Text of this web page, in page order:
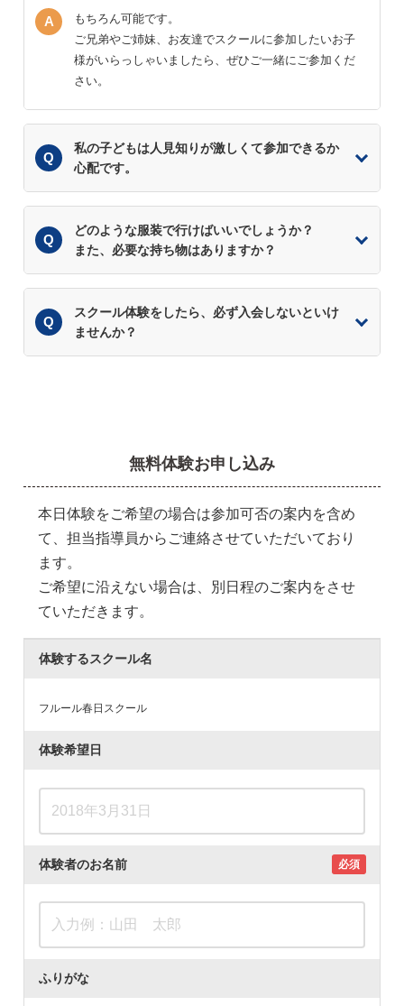
もちろん可能です。
ご兄弟やご姉妹、お友達でスクールに参加したいお子
様がいらっしゃいましたら、ぜひご一緒にご参加くだ
さい。
私の子どもは人見知りが激しくて参加できるか
心配です。
どのような服装で行けばいいでしょうか？
また、必要な持ち物はありますか？
スクール体験をしたら、必ず入会しないといけ
ませんか？
無料体験お申し込み
本日体験をご希望の場合は参加可否の案内を含め
て、担当指導員からご連絡させていただいており
ます。
ご希望に沿えない場合は、別日程のご案内をさせ
ていただきます。
体験するスクール名
フルール春日スクール
体験希望日
体験者のお名前 必須
ふりがな